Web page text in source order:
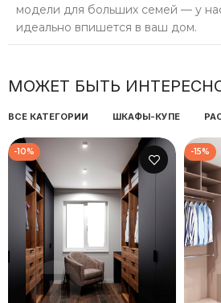
модели для больших семей — у
идеально впишется в ваш дом.
МОЖЕТ БЫТЬ
ВСЕ КАТЕГОРИИ ШКАФЫ-КУПЕ
-10% -15%